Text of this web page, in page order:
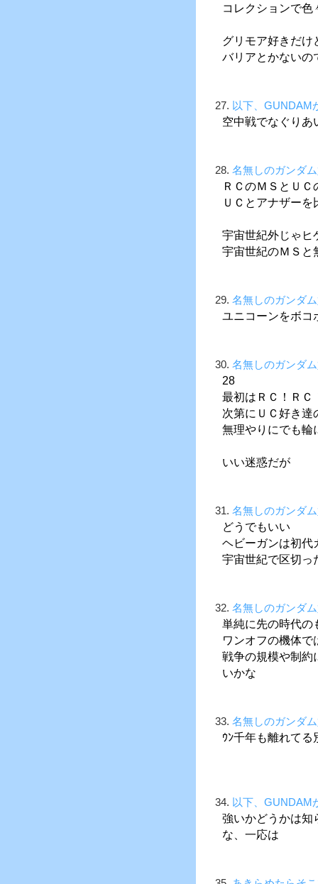
コレクションで
グリモア好きだけ
バリアとかないの
27. 以下、GUNDAM
空中戦でなぐりあ
28. 名無しのガンダ
ＲＣのＭＳとＵ
ＵＣとアナザー
宇宙世紀外じゃヒ
宇宙世紀のＭＳと
29. 名無しのガンダ
ユニコーンをボコ
30. 名無しのガンダ
28
最初はＲＣ！ＲＣ
次第にＵＣ好き達
無理やりにでも輪
いい迷惑だが
31. 名無しのガンダ
どうでもいい
ヘビーガンは初代
宇宙世紀で区切っ
32. 名無しのガンダ
単純に先の時代
ワンオフの機体で
戦争の規模や制約
いかな
33. 名無しのガンダ
ｳﾝ千年も離れて
34. 以下、GUNDAM
強いかどうかは知
な、一応は